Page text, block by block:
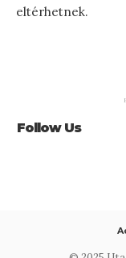
eltérhetnek.
Follow Us